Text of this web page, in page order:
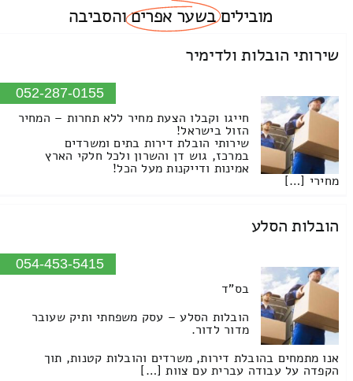
מוביליםבשער אפריםוהסביבה
שירותי הובלות ולדימיר
052-287-0155
חייגו וקבלו הצעת מחיר ללא תחרות – המחיר
הזול בישראל!
שירותי הובלת דירות בתים ומשרדים
במרכז, גוש דן והשרון ולכל חלקי הארץ
אמינות ודייקנות מעל הכל!
מחירי […]
הובלות הסלע
054-453-5415
בס"ד
הובלות הסלע – עסק משפחתי ותיק שעובר
מדור לדור.
אנו מתמחים בהובלת דירות, משרדים והובלות קטנות, תוך
הקפדה על עבודה עברית עם צוות […]